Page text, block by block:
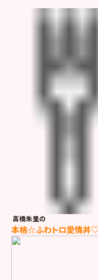
高橋朱里の
本格☆ふわトロ愛情丼♡